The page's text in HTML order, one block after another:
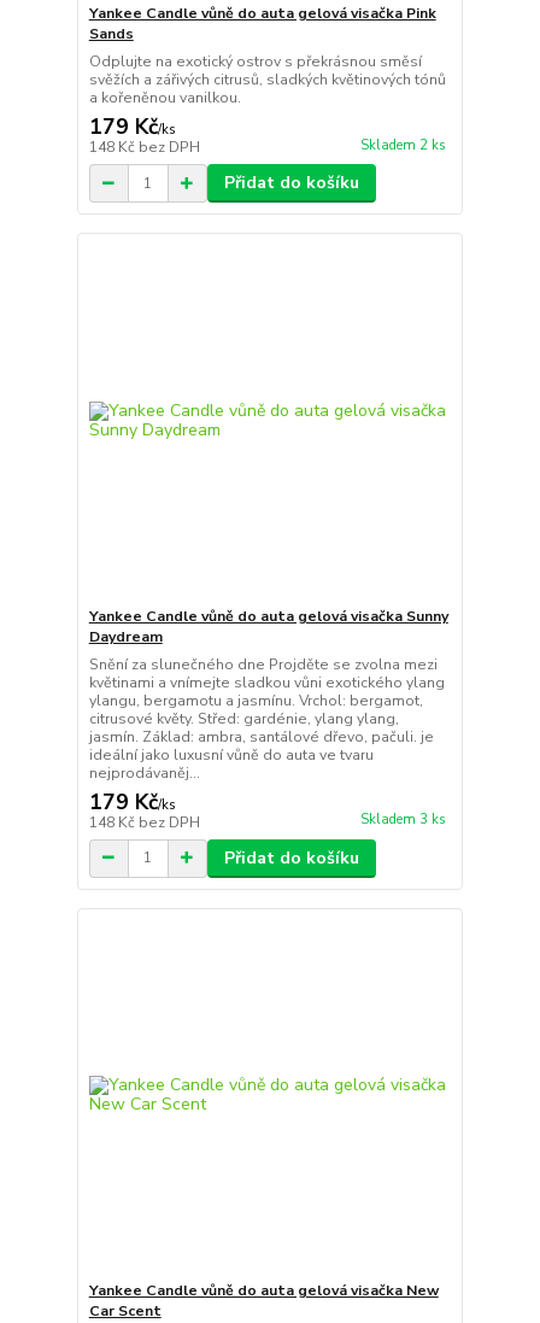
Yankee Candle vůně do auta gelová visačka Pink
Sands
Odplujte na exotický ostrov s překrásnou směsí
svěžích a zářivých citrusů, sladkých květinových tónů
a kořeněnou vanilkou.
179 Kč/ks
148 Kč bez DPH Skladem 2 ks
Přidat do košíku
Yankee Candle vůně do auta gelová visačka Sunny
Daydream
Snění za slunečného dne Projděte se zvolna mezi
květinami a vnímejte sladkou vůni exotického ylang
ylangu, bergamotu a jasmínu. Vrchol: bergamot,
citrusové květy. Střed: gardénie, ylang ylang,
jasmín. Základ: ambra, santálové dřevo, pačuli. je
ideální jako luxusní vůně do auta ve tvaru
nejprodávaněj...
179 Kč/ks
148 Kč bez DPH Skladem 3 ks
Přidat do košíku
Yankee Candle vůně do auta gelová visačka New
Car Scent